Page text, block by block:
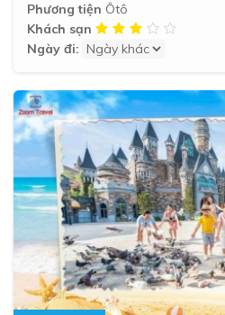
Phương tiện Ôtô
Khách sạn
Ngày đi: